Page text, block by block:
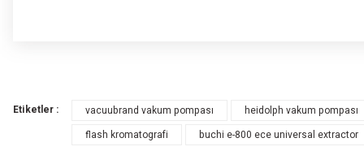
Etiketler : vacuubrand vakum pompası heidolph vakum pompası
flash kromatografi
buchi e-800 ece universal extractor